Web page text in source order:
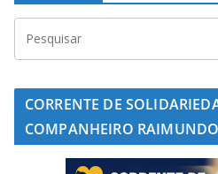
CORRENTE DE
COMPANHEIRO